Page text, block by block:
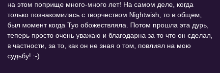
на этом поприще много-много лет! На самом деле, когда
только познакомилась с творчеством Nightwish, то в общем,
был момент когда Туо обожествляла. Потом прошла эта дурь,
теперь просто очень уважаю и благодарна за то что он сделал,
в частности, за то, как он не зная о том, повлиял на мою
судьбу! :-)